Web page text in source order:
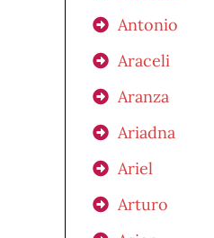
Antonio
Araceli
Aranza
Ariadna
Ariel
Arturo